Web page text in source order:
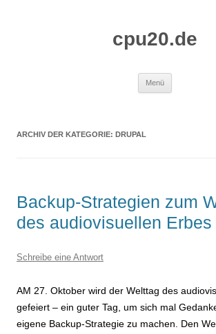
cpu20.de
Menü
ARCHIV DER KATEGORIE: DRUPAL
Backup-Strategien zum
des audiovisuellen Erbes
Schreibe eine Antwort
AM 27. Oktober wird der Welttag des
gefeiert – ein guter Tag, um sich mal
eigene Backup-Strategie zu machen. Den